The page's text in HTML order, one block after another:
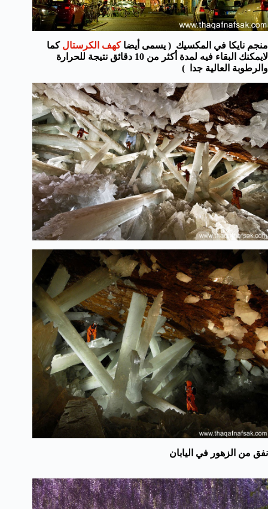
منجم نايكا في المكسيك ( يسمى أيضا كهف الكرستال كما
لايمكنك البقاء فيه لمدة أكثر من 10 دقائق نتيجة للحرارة
والرطوبة العالية جدا )
نفق من الزهور في اليابان